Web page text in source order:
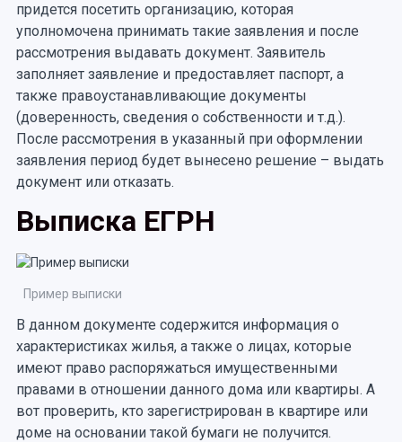
придется посетить организацию, которая
уполномочена принимать такие заявления и после
рассмотрения выдавать документ. Заявитель
заполняет заявление и предоставляет паспорт, а
также правоустанавливающие документы
(доверенность, сведения о собственности и т.д.).
После рассмотрения в указанный при оформлении
заявления период будет вынесено решение – выдать
документ или отказать.
Выписка ЕГРН
Пример выписки
В данном документе содержится информация о
характеристиках жилья, а также о лицах, которые
имеют право распоряжаться имущественными
правами в отношении данного дома или квартиры. А
вот проверить, кто зарегистрирован в квартире или
доме на основании такой бумаги не получится.